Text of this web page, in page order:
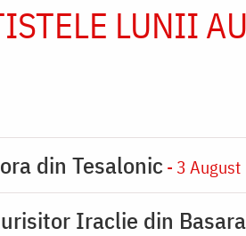
LUNII
din Tesalonic - 3 August
Iraclie din